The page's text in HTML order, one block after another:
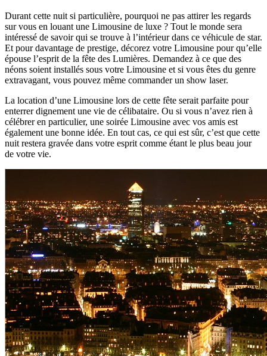
Durant cette nuit si particulière, pourquoi ne pas attirer les regards
sur vous en louant une Limousine de luxe ? Tout le monde sera
intéressé de savoir qui se trouve à l’intérieur dans ce véhicule de star.
Et pour davantage de prestige, décorez votre Limousine pour qu’elle
épouse l’esprit de la fête des Lumières. Demandez à ce que des
néons soient installés sous votre Limousine et si vous êtes du genre
extravagant, vous pouvez même commander un show laser.
La location d’une Limousine lors de cette fête serait parfaite pour
enterrer dignement une vie de célibataire. Ou si vous n’avez rien à
célébrer en particulier, une soirée Limousine avec vos amis est
également une bonne idée. En tout cas, ce qui est sûr, c’est que cette
nuit restera gravée dans votre esprit comme étant le plus beau jour
de votre vie.